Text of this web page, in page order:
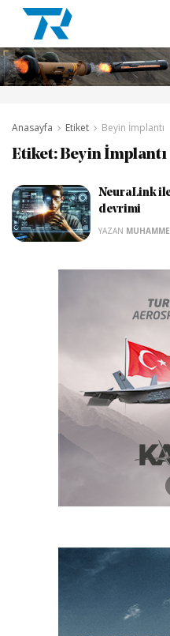
Anasayfa Etiket Beyin İmplantı
Etiket:Beyin İmplantı
NeuraLink
devrimi
YAZAN